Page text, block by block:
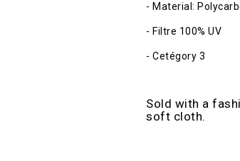
- Material:
- Filtre 100% UV
- Cetégory 3
Sold with a
soft cloth.